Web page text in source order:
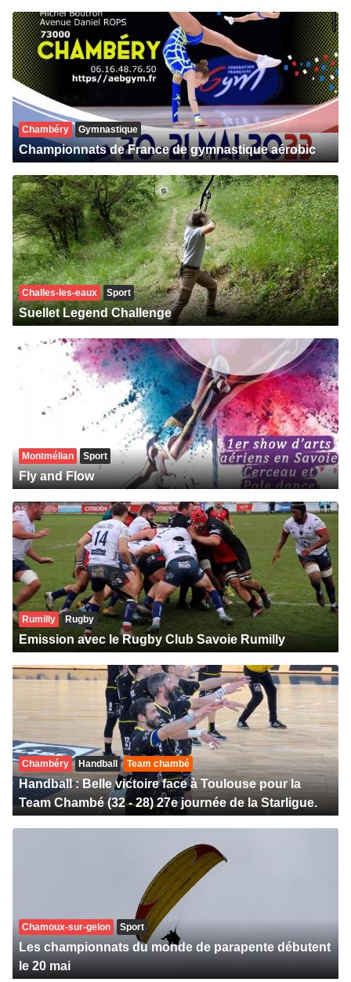
Chambéry Gymnastique
Championnats de France de gymnastique aérobic
Challes-les-eaux Sport
Suellet Legend Challenge
Montmélian Sport
Fly and Flow
Rumilly Rugby
Emission avec le Rugby Club Savoie Rumilly
Chambéry Handball Team chambé
Handball : Belle victoire face à Toulouse pour la
Team Chambé (32 - 28) 27e journée de la Starligue.
Chamoux-sur-gelon Sport
Les championnats du monde de parapente débutent
le 20 mai